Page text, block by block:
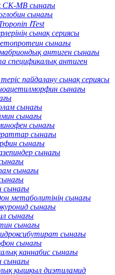
CK-MB сынағы
сынағы
ⅠTest
сынақ сериясы
сынағы
антиген сынағы
спецификалық антиген
теріс пайдалану сынақ сериясы
сынағы
сынағы
сынағы
сынағы
сынағы
сынағы
сынағы
сынағы
сынағы
метаболитінің сынағы
сынағы
сынағы
сынағы
сынағы
сынағы
каннабис сынағы
сынағы
қышқыл диэтиламид